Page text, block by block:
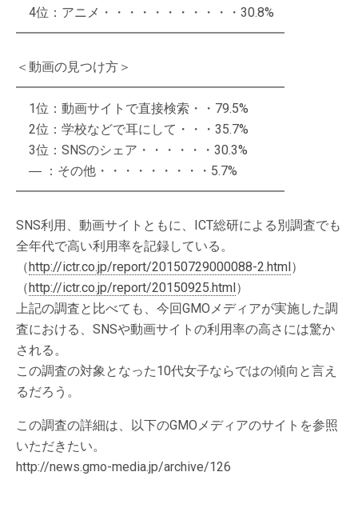
4位：アニメ・・・・・・・・・・・30.8%
━━━━━━━━━━━━━━━━━━━━━
＜動画の見つけ方＞
━━━━━━━━━━━━━━━━━━━━━
1位：動画サイトで直接検索・・79.5%
2位：学校などで耳にして・・・35.7%
3位：SNSのシェア・・・・・・30.3%
― ：その他・・・・・・・・・5.7%
━━━━━━━━━━━━━━━━━━━━━
SNS利用、動画サイトともに、ICT総研による別調査でも
全年代で高い利用率を記録している。
（http://ictr.co.jp/report/20150729000088-2.html）
（http://ictr.co.jp/report/20150925.html）
上記の調査と比べても、今回GMOメディアが実施した調
査における、SNSや動画サイトの利用率の高さには驚か
される。
この調査の対象となった10代女子ならではの傾向と言え
るだろう。
この調査の詳細は、以下のGMOメディアのサイトを参照
いただきたい。
http://news.gmo-media.jp/archive/126